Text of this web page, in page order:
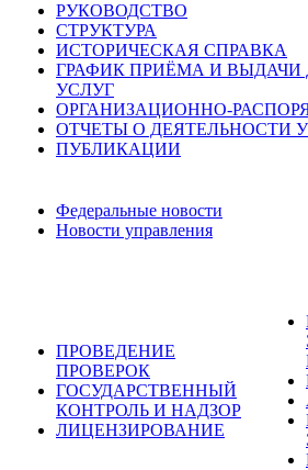
РУКОВОДСТВО
СТРУКТУРА
ИСТОРИЧЕСКАЯ СПРАВКА
ГРАФИК ПРИЁМА И
УСЛУГ
ОРГАНИЗАЦИОННО-
ОТЧЕТЫ О ДЕЯТЕЛЬНОСТИ
ПУБЛИКАЦИИ
Федеральные новости
Новости управления
ПРОВЕДЕНИЕ
ПРОВЕРОК
ГОСУДАРСТВЕННЫЙ
КОНТРОЛЬ И НАДЗОР
ЛИЦЕНЗИРОВАНИЕ